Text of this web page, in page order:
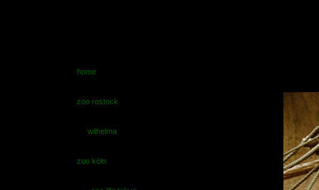
home
zoo rostock
wilhelma
zoo köln